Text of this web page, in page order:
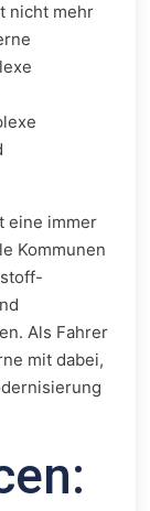
nicht mehr
eine immer
Kommunen
Als Fahrer
mit dabei,